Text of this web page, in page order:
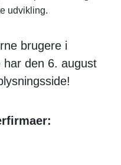
udvikling.
brugere i
har den 6. august